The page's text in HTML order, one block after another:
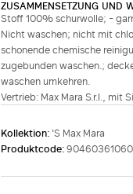
ZUSAMMENSETZUNG UND
Stoff 100% schurwolle; -
Nicht waschen; nicht mit
schonende chemische
zugebunden waschen.;
waschen umkehren.
Vertrieb: Max Mara S.r.l., mit
Kollektion: 'S Max Mara
Produktcode: